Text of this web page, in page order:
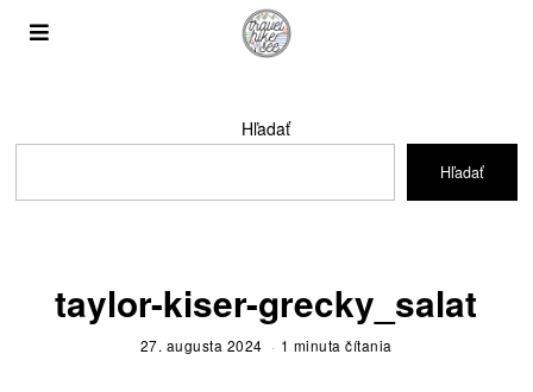
Hľadať
Hľadať
taylor-kiser-grecky_salat
27. augusta 2024 1 minuta čítania